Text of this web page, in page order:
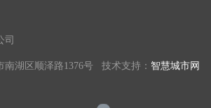
司
南湖区顺泽路1376号 技术支持： 智慧城市网